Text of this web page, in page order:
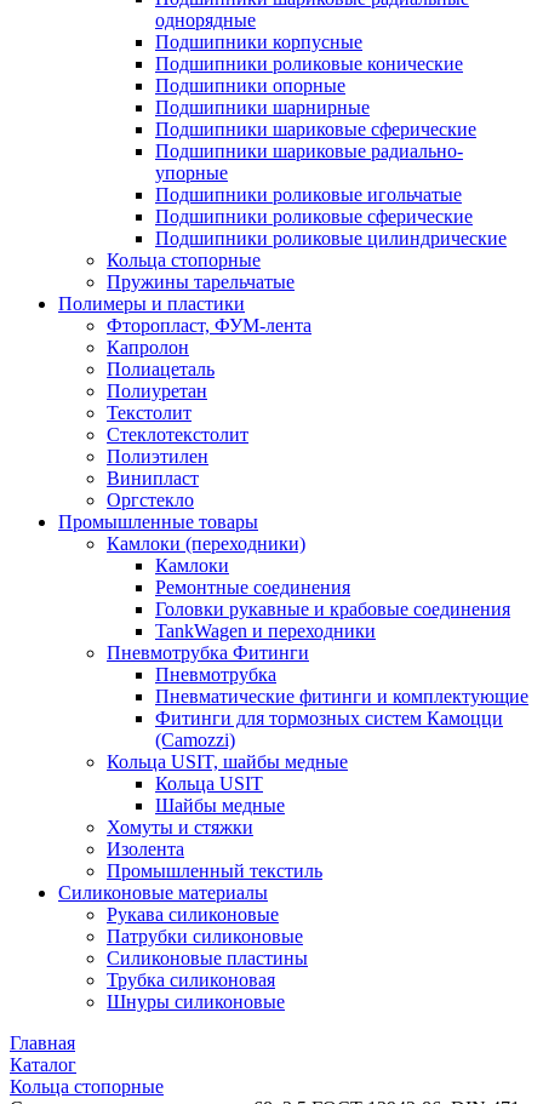
однорядные
Подшипники корпусные
Подшипники роликовые конические
Подшипники опорные
Подшипники шарнирные
Подшипники шариковые сферические
Подшипники шариковые радиально-
упорные
Подшипники роликовые игольчатые
Подшипники роликовые сферические
Подшипники роликовые цилиндрические
Кольца стопорные
Пружины тарельчатые
Полимеры и пластики
Фторопласт, ФУМ-лента
Капролон
Полиацеталь
Полиуретан
Текстолит
Стеклотекстолит
Полиэтилен
Винипласт
Оргстекло
Промышленные товары
Камлоки (переходники)
Камлоки
Ремонтные соединения
Головки рукавные и крабовые соединения
TankWagen и переходники
Пневмотрубка Фитинги
Пневмотрубка
Пневматические фитинги и комплектующие
Фитинги для тормозных систем Камоцци
(Camozzi)
Кольца USIT, шайбы медные
Кольца USIT
Шайбы медные
Хомуты и стяжки
Изолента
Промышленный текстиль
Силиконовые материалы
Рукава силиконовые
Патрубки силиконовые
Силиконовые пластины
Трубка силиконовая
Шнуры силиконовые
Главная
Каталог
Кольца стопорные